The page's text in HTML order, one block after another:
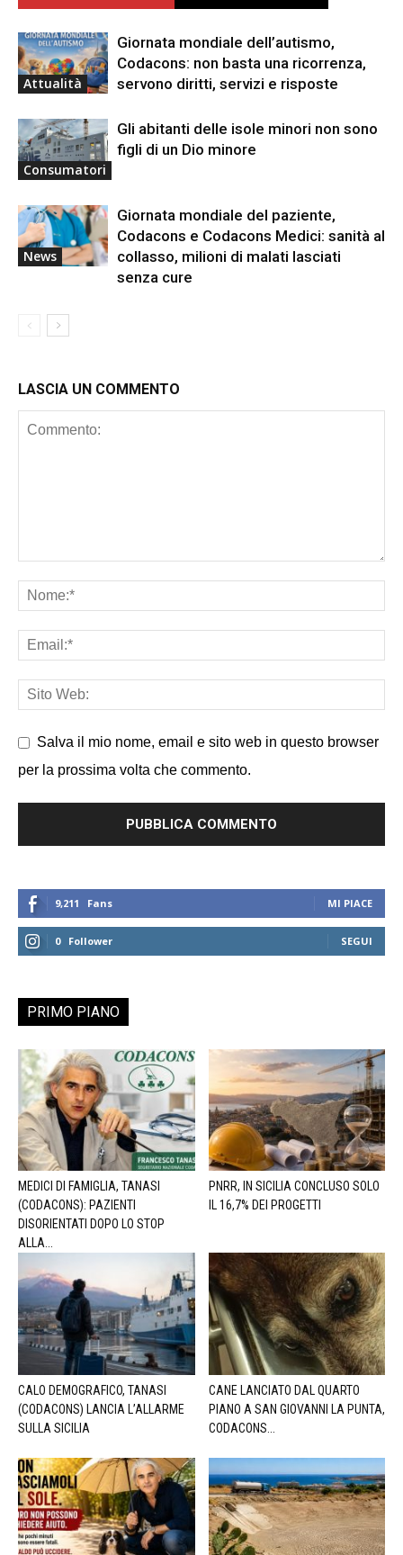
Attualità
Giornata mondiale dell’autismo,
Codacons: non basta una ricorrenza,
servono diritti, servizi e risposte
Consumatori
Gli abitanti delle isole minori non sono
figli di un Dio minore
News
Giornata mondiale del paziente,
Codacons e Codacons Medici: sanità al
collasso, milioni di malati lasciati
senza cure
LASCIA UN COMMENTO
Salva il mio nome, email e sito web in questo browser
per la prossima volta che commento.
9,211 Fans MI PIACE
0 Follower SEGUI
PRIMO PIANO
MEDICI DI FAMIGLIA, TANASI
(CODACONS): PAZIENTI
DISORIENTATI DOPO LO STOP
ALLA...
PNRR, IN SICILIA CONCLUSO SOLO
IL 16,7% DEI PROGETTI
CALO DEMOGRAFICO, TANASI
(CODACONS) LANCIA L’ALLARME
SULLA SICILIA
CANE LANCIATO DAL QUARTO
PIANO A SAN GIOVANNI LA PUNTA,
CODACONS...